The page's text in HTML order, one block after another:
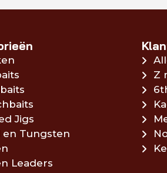
Jigs
en Tungsten
Leaders
Z